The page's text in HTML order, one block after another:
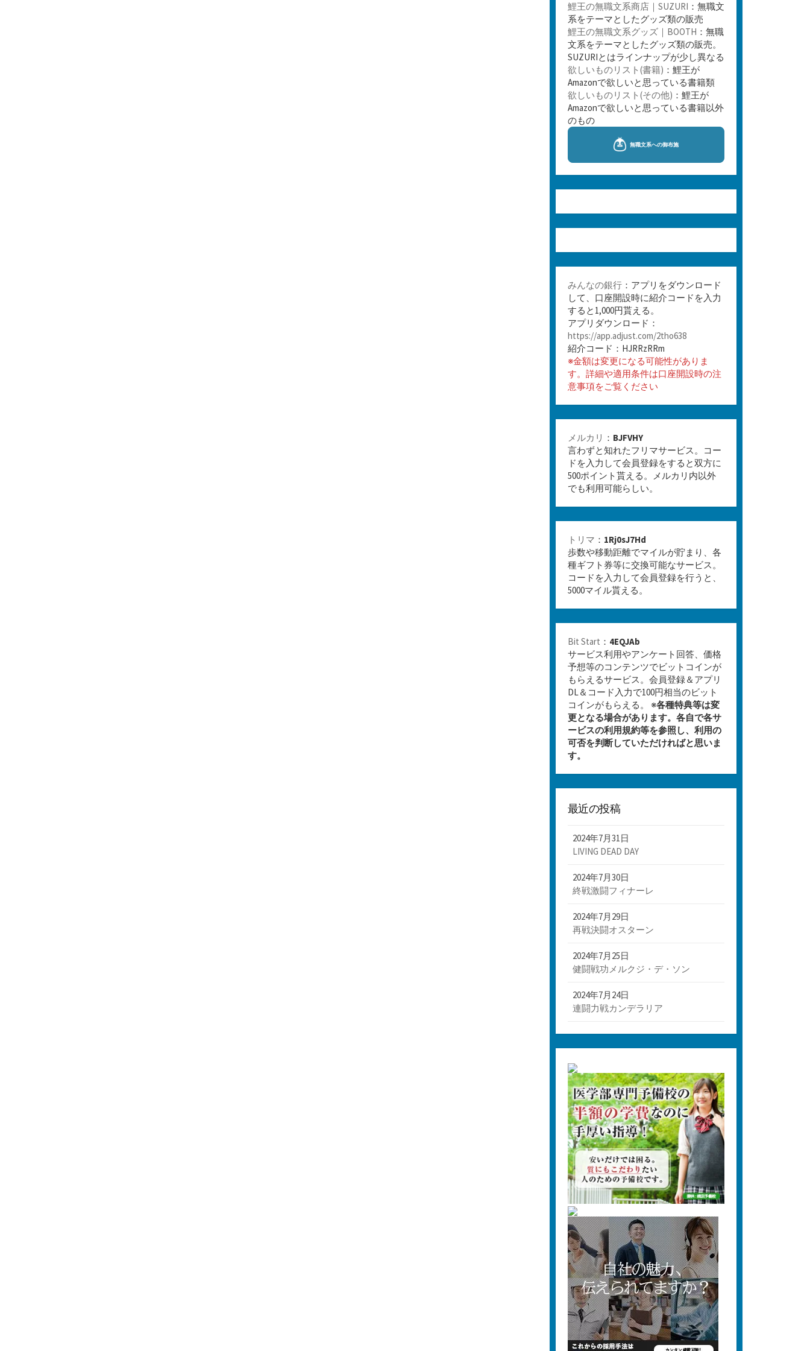
鯉王の無職文系商店｜SUZURI ：無職文
系をテーマとしたグッズ類の販売
鯉王の無職文系グッズ｜BOOTH ：無職
文系をテーマとしたグッズ類の販売。
SUZURIとはラインナップが少し異なる
欲しいものリスト(書籍) ：鯉王が
Amazonで欲しいと思っている書籍類
欲しいものリスト(その他) ：鯉王が
Amazonで欲しいと思っている書籍以外
のもの
みんなの銀行 ：アプリをダウンロード
して、口座開設時に紹介コードを入力
すると1,000円貰える。
アプリダウンロード：
https://app.adjust.com/2tho638
紹介コード：HJRRzRRm
※金額は変更になる可能性がありま
す。詳細や適用条件は口座開設時の注
意事項をご覧ください
メルカリ ： BJFVHY
言わずと知れたフリマサービス。コー
ドを入力して会員登録をすると双方に
500ポイント貰える。メルカリ内以外
でも利用可能らしい。
トリマ ： 1Rj0sJ7Hd
歩数や移動距離でマイルが貯まり、各
種ギフト券等に交換可能なサービス。
コードを入力して会員登録を行うと、
5000マイル貰える。
Bit Start ： 4EQJAb
サービス利用やアンケート回答、価格
予想等のコンテンツでビットコインが
もらえるサービス。会員登録＆アプリ
DL＆コード入力で100円相当のビット
コインがもらえる。 ※各種特典等は変
更となる場合があります。各自で各サ
ービスの利用規約等を参照し、利用の
可否を判断していただければと思いま
す。
最近の投稿
2024年7月31日
LIVING DEAD DAY
2024年7月30日
終戦激闘フィナーレ
2024年7月29日
再戦決闘オスターン
2024年7月25日
健闘戦功メルクジ・デ・ソン
2024年7月24日
連闘力戦カンデラリア